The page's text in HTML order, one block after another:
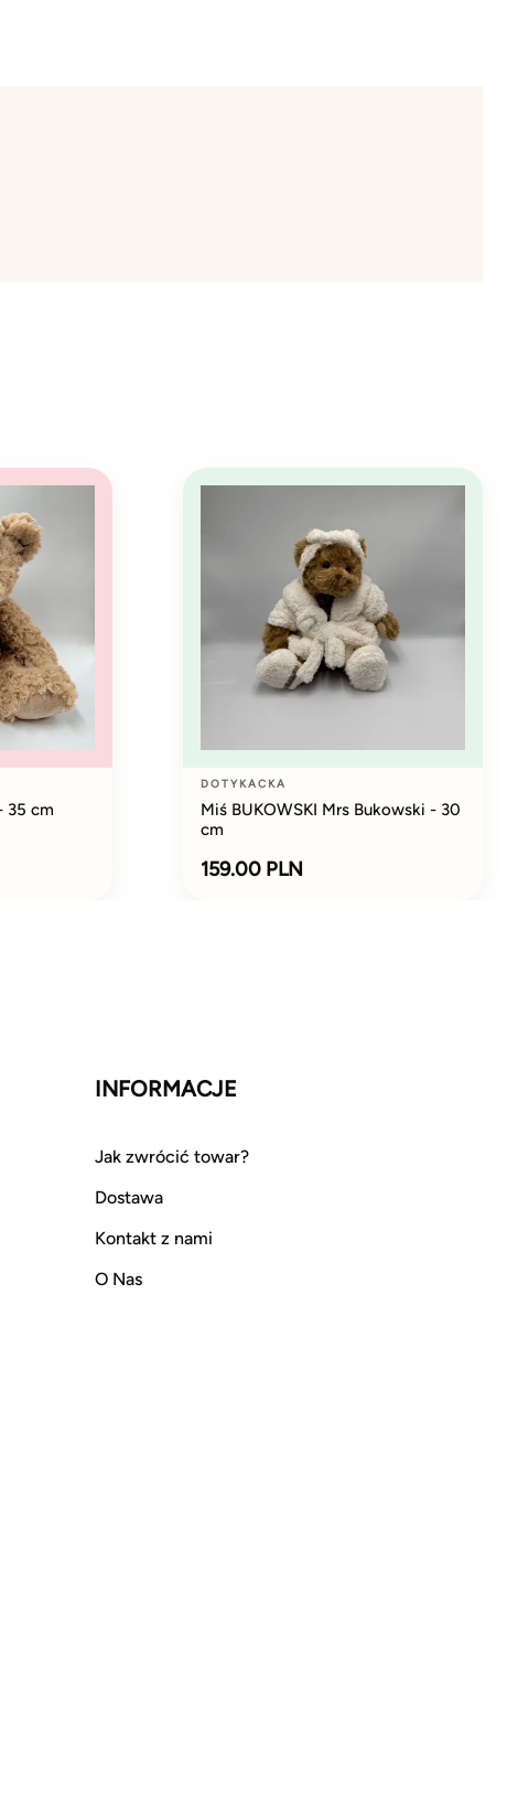
35 cm
DOTYKACKA
Miś BUKOWSKI Mrs Bukowski - 30
cm
159.00 PLN
INFORMACJE
Jak zwrócić towar?
Dostawa
Kontakt z nami
O Nas